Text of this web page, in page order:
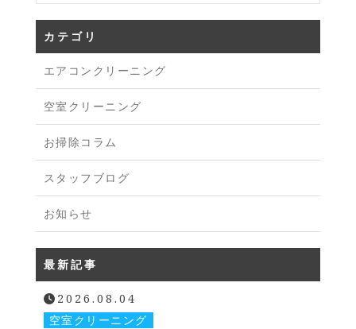
カテゴリ
エアコンクリーニング
空室クリーニング
お掃除コラム
スタッフブログ
お知らせ
最新記事
2026.08.04
空室クリーニング